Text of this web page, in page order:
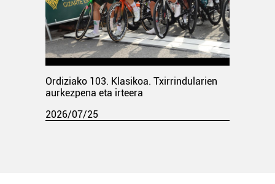
Ordiziako 103. Klasikoa. Txirrindularien
aurkezpena eta irteera
2026/07/25